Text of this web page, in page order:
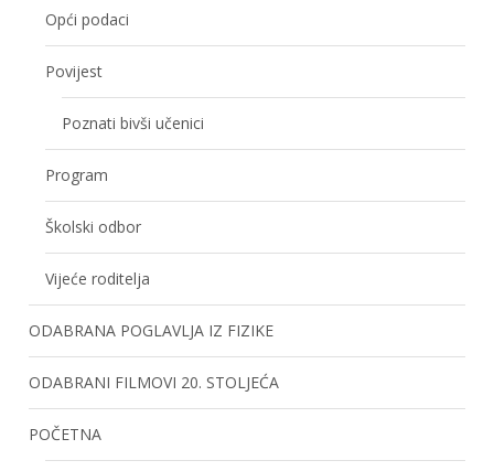
Opći podaci
Povijest
Poznati bivši učenici
Program
Školski odbor
Vijeće roditelja
ODABRANA POGLAVLJA IZ FIZIKE
ODABRANI FILMOVI 20. STOLJEĆA
POČETNA